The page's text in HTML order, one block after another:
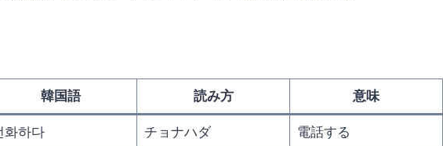
韓国語 読み方 意味
화하다 チョナハダ 電話する